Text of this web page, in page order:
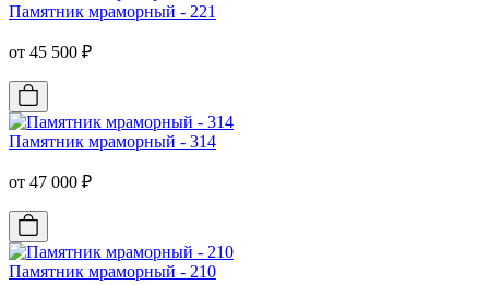
Памятник мраморный - 221
от 45 500 ₽
Памятник мраморный - 314
от 47 000 ₽
Памятник мраморный - 210